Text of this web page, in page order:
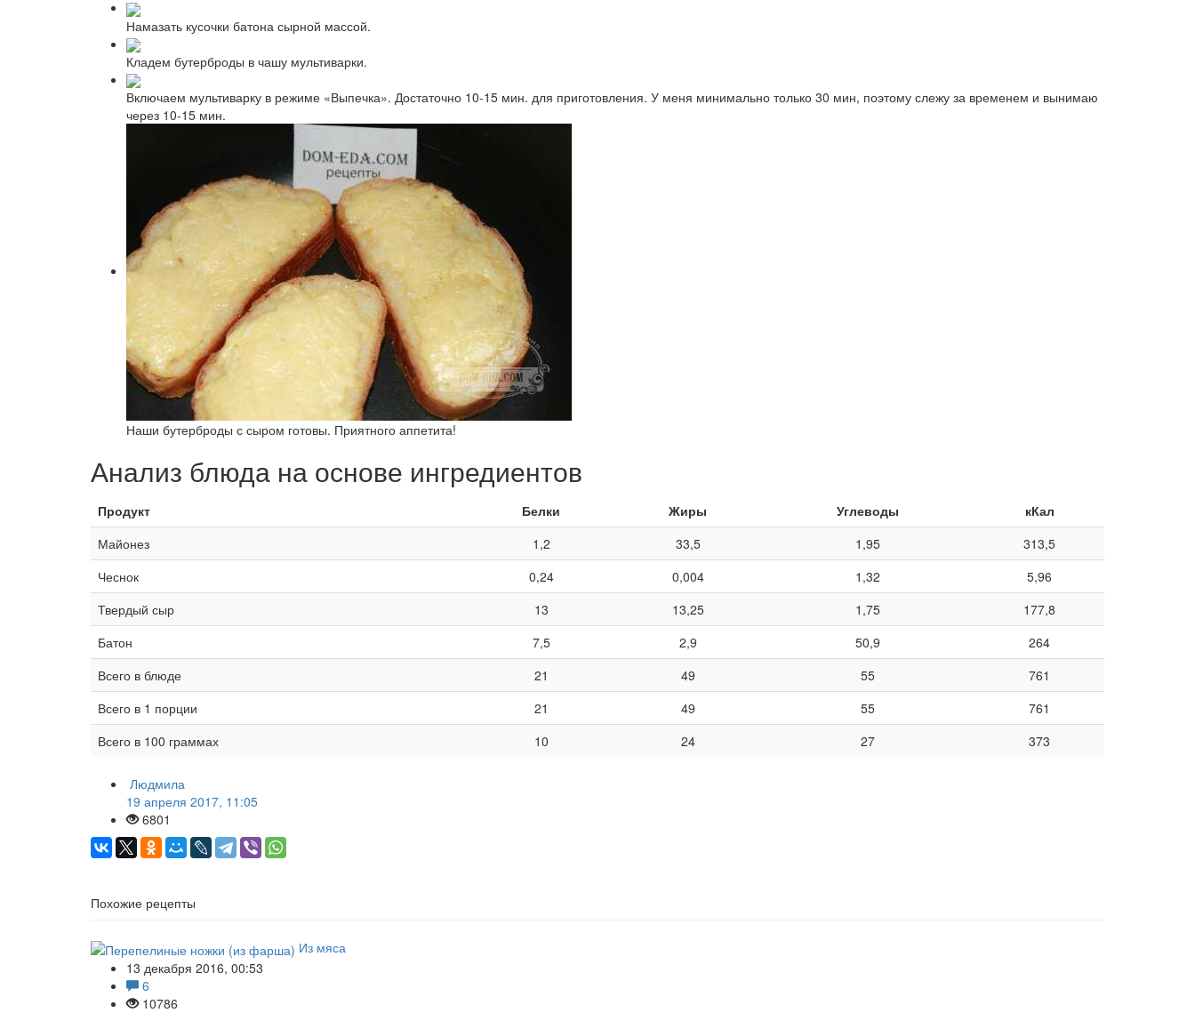
Намазать кусочки батона сырной массой.
Кладем бутерброды в чашу мультиварки.
Включаем мультиварку в режиме «Выпечка». Достаточно 10-15 мин. для приготовления. У меня минимально только 30 мин, поэтому слежу за временем и вынимаю
через 10-15 мин.
Наши бутерброды с сыром готовы. Приятного аппетита!
Анализ блюда на основе ингредиентов
Продукт Белки Жиры Углеводы
кКал
Майонез
1,2 33,5 1,95
313,5
Чеснок
0,24 0,004 1,32
5,96
Твердый сыр
13 13,25 1,75
177,8
Батон
7,5 2,9 50,9
264
Всего в блюде
21 49 55
761
Всего в 1 порции
21 49 55
761
Всего в 100 граммах
10 24 27 373
Людмила
19 апреля 2017, 11:05
6801
Похожие рецепты
Из мяса
13 декабря 2016, 00:53
6
10786